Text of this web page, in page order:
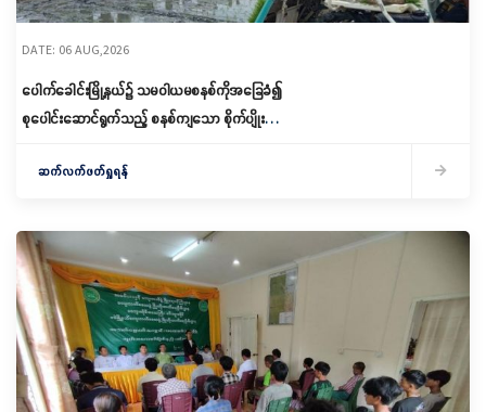
DATE: 06 AUG,2026
ပေါက်ခေါင်းမြို့နယ်၌ သမဝါယမစနစ်ကိုအခြေခံ၍
စုပေါင်းဆောင်ရွက်သည့် စနစ်ကျသော စိုက်ပျိုးရေး
ဆက်လက်ဖတ်ရှုရန်